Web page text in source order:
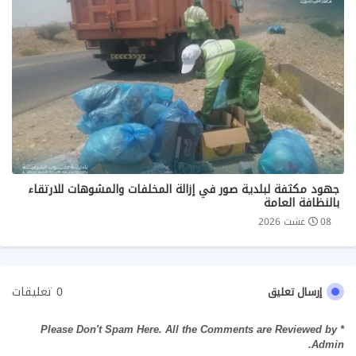
جهود مكثفة لبلدية صور في إزالة المخلفات والمشوهات للارتقاء
بالنظافة العامة
08 غشت 2026
إرسال تعليق 0 تعليقات
* Please Don't Spam Here. All the Comments are Reviewed by
Admin.